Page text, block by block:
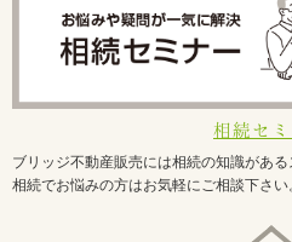
相続セ
ブリッジ不動産販売には相続の知識があ
相続でお悩みの方はお気軽にご相談下さい